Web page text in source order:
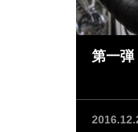
第一